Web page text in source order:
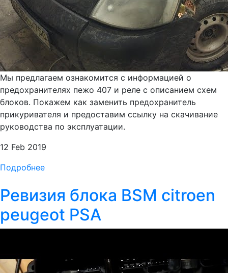
Мы предлагаем ознакомится с информацией о
предохранителях пежо 407 и реле с описанием схем
блоков. Покажем как заменить предохранитель
прикуривателя и предоставим ссылку на скачивание
руководства по эксплуатации.
12 Feb 2019
Подробнее
Ревизия блока BSM citroen
peugeot PSA